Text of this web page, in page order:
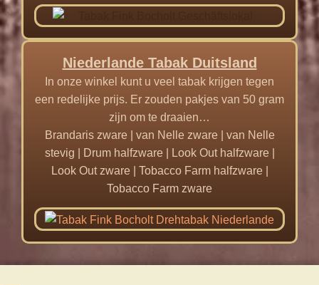
Niederlande Tabak Duitsland
In onze winkel kunt u veel tabak krijgen tegen
een redelijke prijs. Er zouden pakjes van 50 gram
zijn om te draaien…
Brandaris zware | van Nelle zware | van Nelle
stevig | Drum halfzware | Look Out halfzware |
Look Out zware | Tobacco Farm halfzware |
Tobacco Farm zware